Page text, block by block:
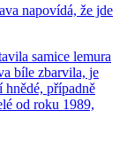
napovídá, že jde
samice lemura
bíle zbarvila, je
hnědé, případně
od roku 1989,